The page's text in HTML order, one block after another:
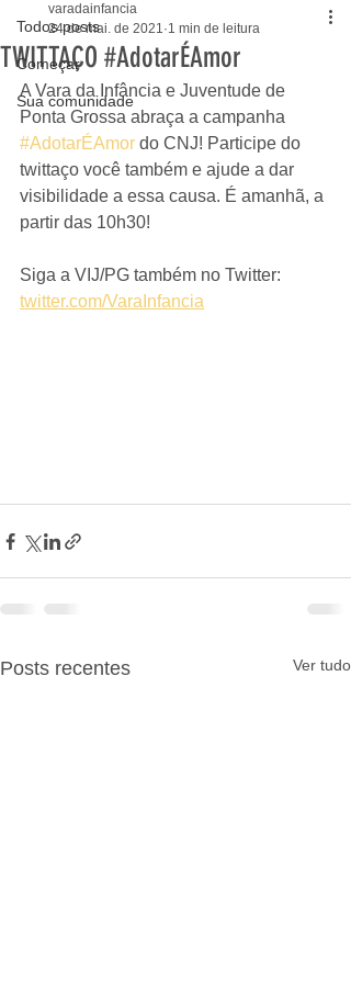
Todos posts
Começar
Sua comunidade
TWITTAÇO #AdotarÉAmor
varadainfancia
24 de mai. de 2021 1 min de leitura
A Vara da Infância e Juventude de
Ponta Grossa abraça a campanha
#AdotarÉAmor do CNJ! Participe do
twittaço você também e ajude a dar
visibilidade a essa causa. É amanhã, a
partir das 10h30!
Siga a VIJ/PG também no Twitter:
twitter.com/VaraInfancia
Posts recentes Ver tudo